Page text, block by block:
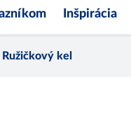
Inšpirácia
Ružičkový kel